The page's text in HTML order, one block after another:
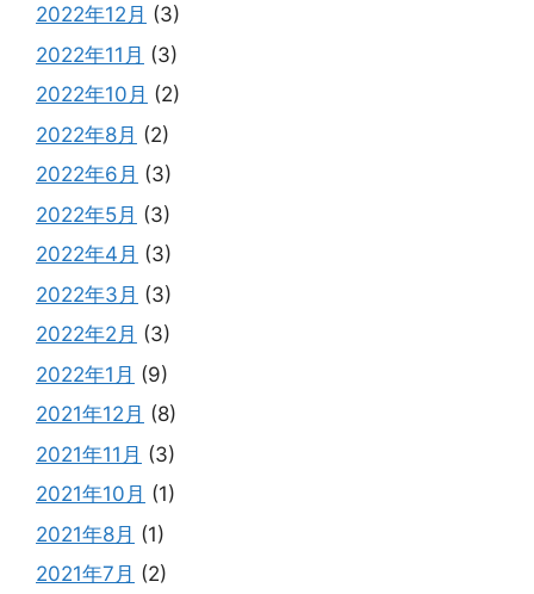
2022年12月 (3)
2022年11月 (3)
2022年10月 (2)
2022年8月 (2)
2022年6月 (3)
2022年5月 (3)
2022年4月 (3)
2022年3月 (3)
2022年2月 (3)
2022年1月 (9)
2021年12月 (8)
2021年11月 (3)
2021年10月 (1)
2021年8月 (1)
2021年7月 (2)